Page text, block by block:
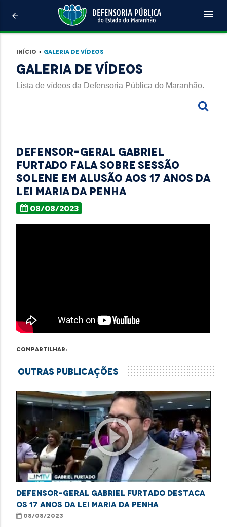
arrow_back menu
Início > Galeria de Vídeos
Galeria de Vídeos
Lista de vídeos da Defensoria Pública do Maranhão.
Defensor-Geral Gabriel
Furtado fala sobre sessão
solene em alusão aos 17 anos da
Lei Maria da Penha
08/08/2023
Compartilhar:
Outras Publicações
play_circle_outline
Defensor-Geral Gabriel Furtado destaca
os 17 anos da Lei Maria da Penha
08/08/2023